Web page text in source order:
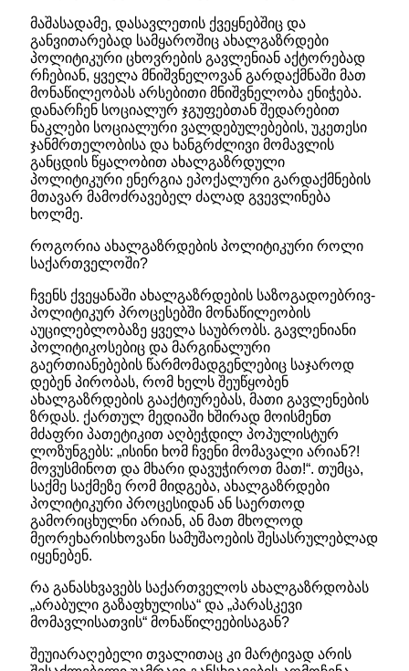
მაშასადამე, დასავლეთის ქვეყნებშიც და
განვითარებად სამყაროშიც ახალგაზრდები
პოლიტიკური ცხოვრების გავლენიან აქტორებად
რჩებიან, ყველა მნიშვნელოვან გარდაქმნაში მათ
მონაწილეობას არსებითი მნიშვნელობა ენიჭება.
დანარჩენ სოციალურ ჯგუფებთან შედარებით
ნაკლები სოციალური ვალდებულებების, უკეთესი
ჯანმრთელობისა და ხანგრძლივი მომავლის
განცდის წყალობით ახალგაზრდული
პოლიტიკური ენერგია ეპოქალური გარდაქმნების
მთავარ მამოძრავებელ ძალად გვევლინება
ხოლმე.
როგორია ახალგაზრდების პოლიტიკური როლი
საქართველოში?
ჩვენს ქვეყანაში ახალგაზრდების საზოგადოებრივ-
პოლიტიკურ პროცესებში მონაწილეობის
აუცილებლობაზე ყველა საუბრობს. გავლენიანი
პოლიტიკოსებიც და მარგინალური
გაერთიანებების წარმომადგენლებიც საჯაროდ
დებენ პირობას, რომ ხელს შეუწყობენ
ახალგაზრდების გააქტიურებას, მათი გავლენების
ზრდას. ქართულ მედიაში ხშირად მოისმენთ
მძაფრი პათეტიკით აღბეჭდილ პოპულისტურ
ლოზუნგებს: „ისინი ხომ ჩვენი მომავალი არიან?!
მოვუსმინოთ და მხარი დავუჭიროთ მათ!“. თუმცა,
საქმე საქმეზე რომ მიდგება, ახალგაზრდები
პოლიტიკური პროცესიდან ან საერთოდ
გამორიცხულნი არიან, ან მათ მხოლოდ
მეორეხარისხოვანი სამუშაოების შესასრულებლად
იყენებენ.
რა განასხვავებს საქართველოს ახალგაზრდობას
„არაბული გაზაფხულისა“ და „პარასკევი
მომავლისათვის“ მონაწილეებისაგან?
შეუიარაღებელი თვალითაც კი მარტივად არის